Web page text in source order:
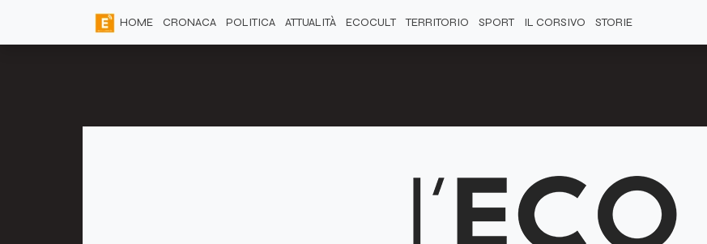
HOME CRONACA POLITICA ATTUALITÀ ECOCULT TERRITORIO SPORT IL CORSIVO STORIE